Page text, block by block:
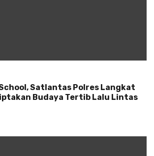
School, Satlantas Polres Langkat
Budaya Tertib Lalu Lintas